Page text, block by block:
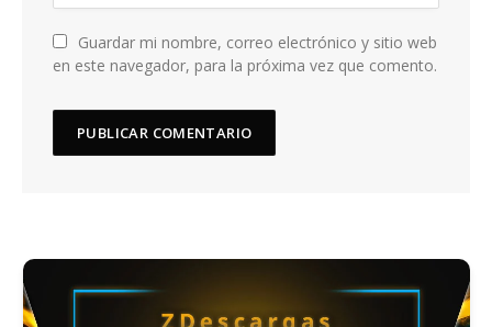
Guardar mi nombre, correo electrónico y sitio web
en este navegador, para la próxima vez que comento.